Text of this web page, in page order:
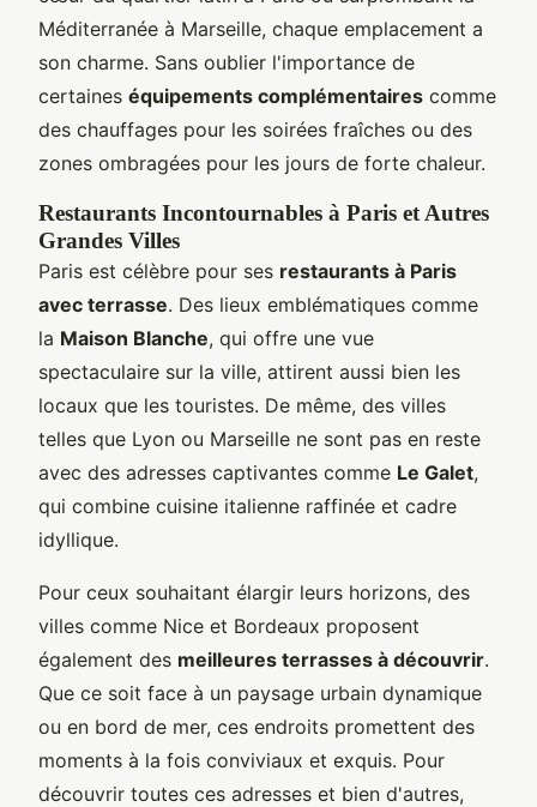
Méditerranée à Marseille, chaque emplacement a
son charme. Sans oublier l'importance de
certaines équipements complémentaires comme
des chauffages pour les soirées fraîches ou des
zones ombragées pour les jours de forte chaleur.
Restaurants Incontournables à Paris et Autres
Grandes Villes
Paris est célèbre pour ses restaurants à Paris
avec terrasse. Des lieux emblématiques comme
la Maison Blanche, qui offre une vue
spectaculaire sur la ville, attirent aussi bien les
locaux que les touristes. De même, des villes
telles que Lyon ou Marseille ne sont pas en reste
avec des adresses captivantes comme Le Galet,
qui combine cuisine italienne raffinée et cadre
idyllique.
Pour ceux souhaitant élargir leurs horizons, des
villes comme Nice et Bordeaux proposent
également des meilleures terrasses à découvrir.
Que ce soit face à un paysage urbain dynamique
ou en bord de mer, ces endroits promettent des
moments à la fois conviviaux et exquis. Pour
découvrir toutes ces adresses et bien d'autres,